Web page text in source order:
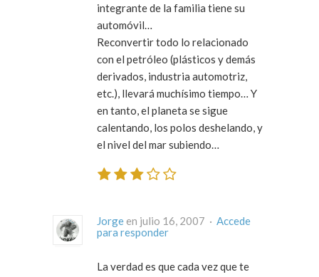
integrante de la familia tiene su
automóvil…
Reconvertir todo lo relacionado
con el petróleo (plásticos y demás
derivados, industria automotriz,
etc.), llevará muchísimo tiempo… Y
en tanto, el planeta se sigue
calentando, los polos deshelando, y
el nivel del mar subiendo…
Jorge en julio 16, 2007 · Accede
para responder
La verdad es que cada vez que te